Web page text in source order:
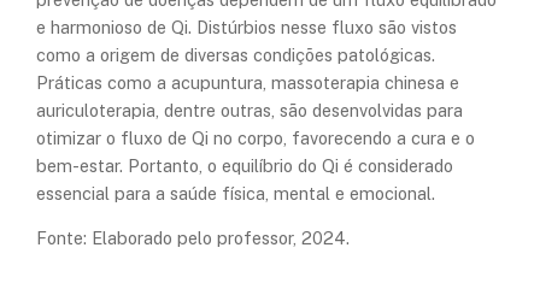
e harmonioso de Qi. Distúrbios nesse fluxo são vistos
como a origem de diversas condições patológicas.
Práticas como a acupuntura, massoterapia chinesa e
auriculoterapia, dentre outras, são desenvolvidas para
otimizar o fluxo de Qi no corpo, favorecendo a cura e o
bem-estar. Portanto, o equilíbrio do Qi é considerado
essencial para a saúde física, mental e emocional.
Fonte: Elaborado pelo professor, 2024.